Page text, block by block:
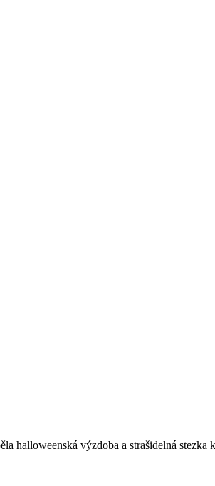
halloweenská výzdoba a strašidelná